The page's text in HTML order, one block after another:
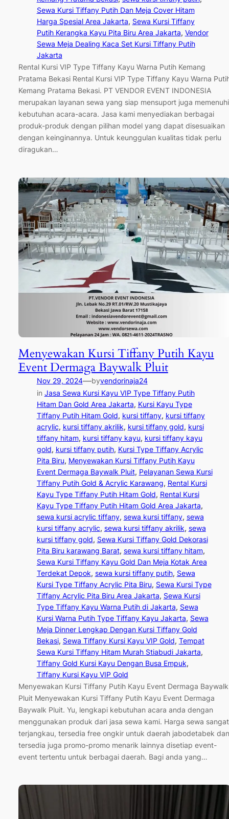
Sewa Kursi Tiffany Putih Dan Meja Cover Hitam
Harga Spesial Area Jakarta, Sewa Kursi Tiffany
Putih Kerangka Kayu Pita Biru Area Jakarta, Vendor
Sewa Meja Dealing Kaca Set Kursi Tiffany Putih
Jakarta
Rental Kursi VIP Type Tiffany Kayu Warna Putih Kemang
Pratama Bekasi Rental Kursi VIP Type Tiffany Kayu Warna
Kemang Pratama Bekasi. PT VENDOR EVENT INDONESIA
merupakan layanan sewa yang siap mensuport juga memenuhi
kebutuhan acara-acara. Jasa kami menyediakan berbagai
produk-produk dengan pilihan model yang dapat disesuaikan
dengan keinginannya. Untuk keunggulan kualitas tidak perlu
diragukan…
Menyewakan Kursi Tiffany Putih Kayu
Event Dermaga Baywalk Pluit
Nov 29, 2024—byvendorinaja24
in Jasa Sewa Kursi Kayu VIP Type Tiffany Putih
Hitam Dan Gold Area Jakarta, Kursi Kayu Type
Tiffany Putih Hitam Gold, kursi tiffany, kursi tiffany
acrylic, kursi tiffany akrilik, kursi tiffany gold, kursi
tiffany hitam, kursi tiffany kayu, kursi tiffany kayu
gold, kursi tiffany putih, Kursi Type Tiffany Acrylic
Pita Biru, Menyewakan Kursi Tiffany Putih Kayu
Event Dermaga Baywalk Pluit, Pelayanan Sewa Kursi
Tiffany Putih Gold & Acrylic Karawang, Rental Kursi
Kayu Type Tiffany Putih Hitam Gold, Rental Kursi
Kayu Type Tiffany Putih Hitam Gold Area Jakarta
sewa kursi acrylic tiffany, sewa kursi tiffany, sewa
kursi tiffany acrylic, sewa kursi tiffany akrilik, sewa
kursi tiffany gold, Sewa Kursi Tiffany Gold Dekorasi
Pita Biru karawang Barat, sewa kursi tiffany hitam
Sewa Kursi Tiffany Kayu Gold Dan Meja Kotak Area
Terdekat Depok, sewa kursi tiffany putih, Sewa
Kursi Type Tiffany Acrylic Pita Biru, Sewa Kursi Type
Tiffany Acrylic Pita Biru Area Jakarta, Sewa Kursi
Type Tiffany Kayu Warna Putih di Jakarta, Sewa
Kursi Warna Putih Type Tiffany Kayu Jakarta, Sewa
Meja Dinner Lengkap Dengan Kursi Tiffany Gold
Bekasi, Sewa Tiffany Kursi Kayu VIP Gold, Tempat
Sewa Kursi Tiffany Hitam Murah Stiabudi Jakarta
Tiffany Gold Kursi Kayu Dengan Busa Empuk
Tiffany Kursi Kayu VIP Gold
Menyewakan Kursi Tiffany Putih Kayu Event Dermaga Baywalk
Pluit Menyewakan Kursi Tiffany Putih Kayu Event Dermaga
Baywalk Pluit. Yu, lengkapi kebutuhan acara anda dengan
menggunakan produk dari jasa sewa kami. Harga sewa sangat
terjangkau, tersedia free ongkir untuk daerah jabodetabek dan
tersedia juga promo-promo menarik lainnya disetiap event-
event tertentu untuk berbagai daerah. Bagi anda yang…